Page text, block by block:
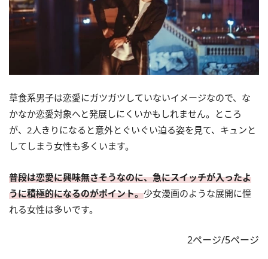
草食系男子は恋愛にガツガツしていないイメージなので、な
かなか恋愛対象へと発展しにくいかもしれません。ところ
が、2人きりになると意外とぐいぐい迫る姿を見て、キュンと
してしまう女性も多くいます。
普段は恋愛に興味無さそうなのに、急にスイッチが入ったよ
うに積極的になるのがポイント。少女漫画のような展開に憧
れる女性は多いです。
2ページ/5ページ